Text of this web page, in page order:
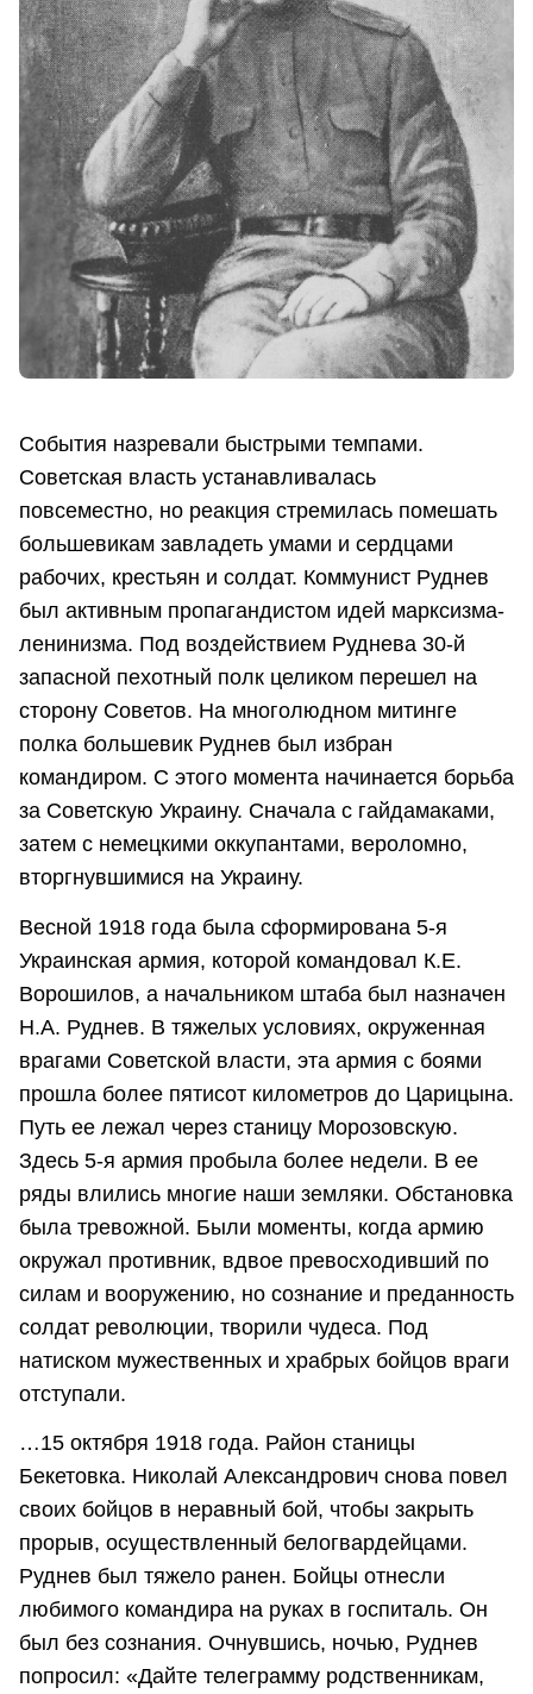
События назревали быстрыми темпами.
Советская власть устанавливалась
повсеместно, но реакция стремилась помешать
большевикам завладеть умами и сердцами
рабочих, крестьян и солдат. Коммунист Руднев
был активным пропагандистом идей марксизма-
ленинизма. Под воздействием Руднева 30-й
запасной пехотный полк целиком перешел на
сторону Советов. На многолюдном митинге
полка большевик Руднев был избран
командиром. С этого момента начинается борьба
за Советскую Украину. Сначала с гайдамаками,
затем с немецкими оккупантами, вероломно,
вторгнувшимися на Украину.
Весной 1918 года была сформирована 5-я
Украинская армия, которой командовал К.Е.
Ворошилов, а начальником штаба был назначен
Н.А. Руднев. В тяжелых условиях, окруженная
врагами Советской власти, эта армия с боями
прошла более пятисот километров до Царицына.
Путь ее лежал через станицу Морозовскую.
Здесь 5-я армия пробыла более недели. В ее
ряды влились многие наши земляки. Обстановка
была тревожной. Были моменты, когда армию
окружал противник, вдвое превосходивший по
силам и вооружению, но сознание и преданность
солдат революции, творили чудеса. Под
натиском мужественных и храбрых бойцов враги
отступали.
…15 октября 1918 года. Район станицы
Бекетовка. Николай Александрович снова повел
своих бойцов в неравный бой, чтобы закрыть
прорыв, осуществленный белогвардейцами.
Руднев был тяжело ранен. Бойцы отнесли
любимого командира на руках в госпиталь. Он
был без сознания. Очнувшись, ночью, Руднев
попросил: «Дайте телеграмму родственникам,